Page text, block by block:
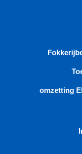
omzetting